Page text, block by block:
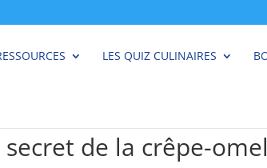
LES QUIZ CULINAIRES
secret de la crêpe-